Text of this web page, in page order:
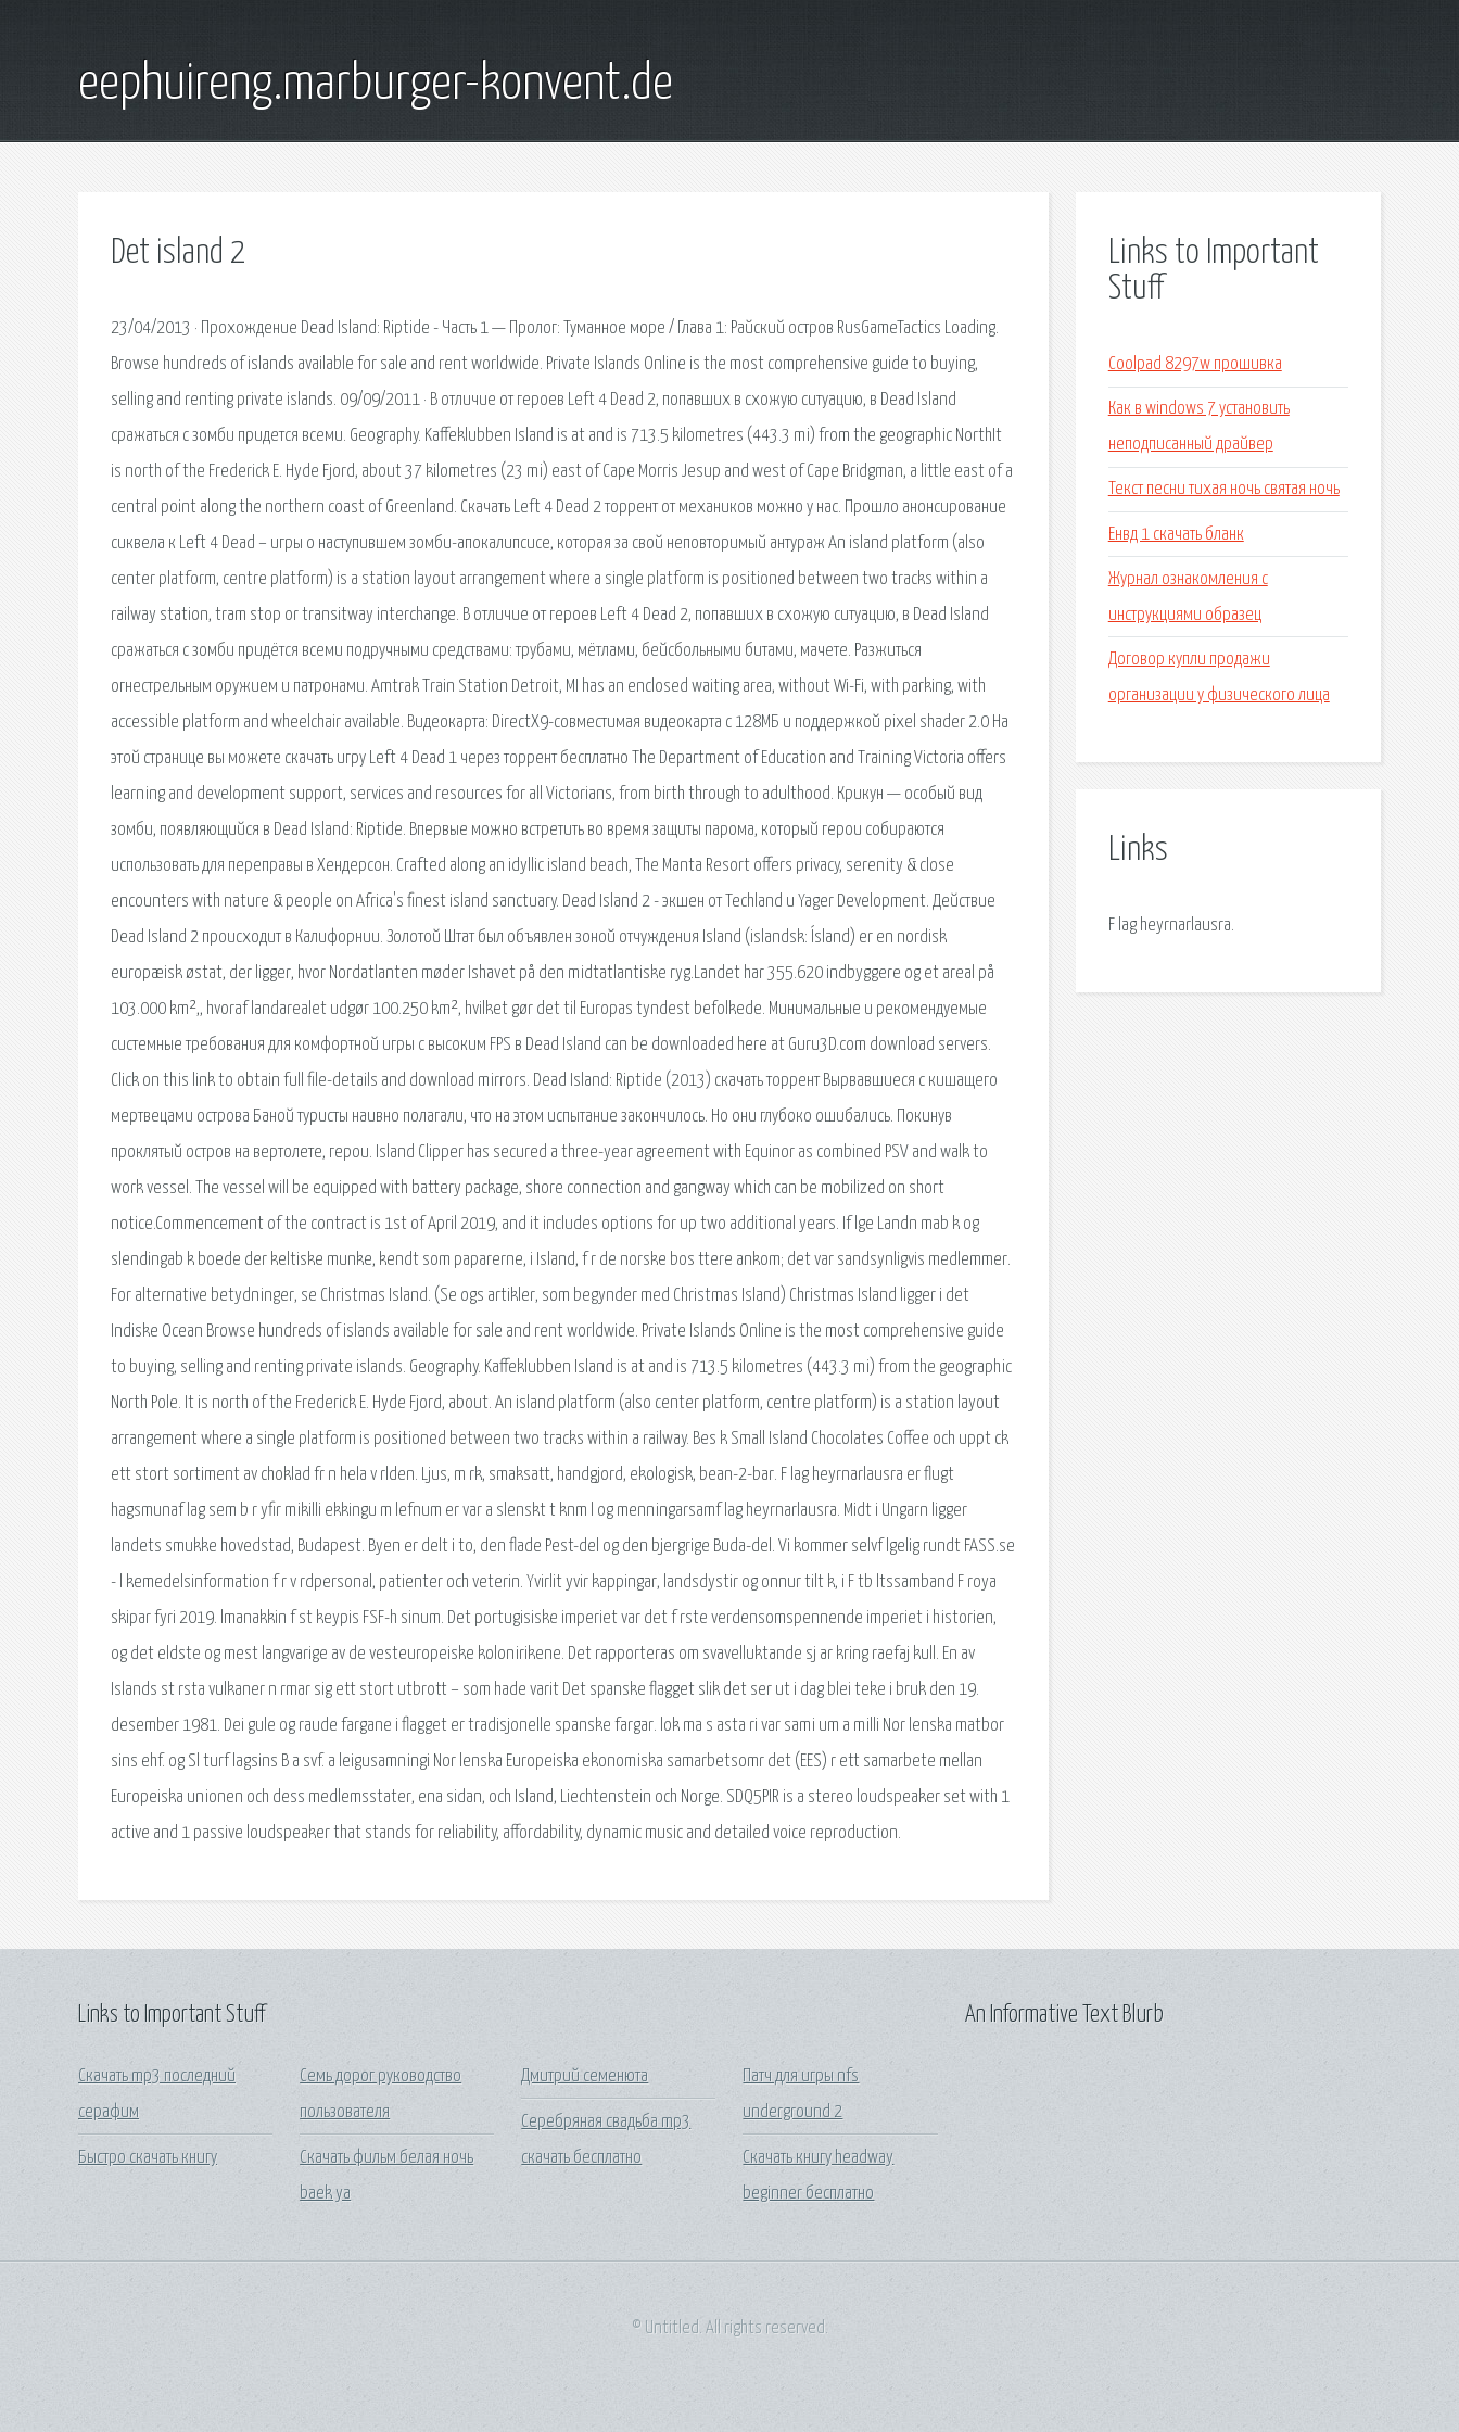
eephuireng.marburger-konvent.de
Det island 2
23/04/2013 · Прохождение Dead Island: Riptide - Часть 1 — Пролог: Туманное море / Глава 1: Райский остров RusGameTactics Loading.
Browse hundreds of islands available for sale and rent worldwide. Private Islands Online is the most comprehensive guide to buying,
selling and renting private islands. 09/09/2011 · В отличие от героев Left 4 Dead 2, попавших в схожую ситуацию, в Dead Island
сражаться с зомби придется всеми. Geography. Kaffeklubben Island is at and is 713.5 kilometres (443.3 mi) from the geographic NorthIt
is north of the Frederick E. Hyde Fjord, about 37 kilometres (23 mi) east of Cape Morris Jesup and west of Cape Bridgman, a little east of a
central point along the northern coast of Greenland. Скачать Left 4 Dead 2 торрент от механиков можно у нас. Прошло анонсирование
сиквела к Left 4 Dead – игры о наступившем зомби-апокалипсисе, которая за свой неповторимый антураж An island platform (also
center platform, centre platform) is a station layout arrangement where a single platform is positioned between two tracks within a
railway station, tram stop or transitway interchange. В отличие от героев Left 4 Dead 2, попавших в схожую ситуацию, в Dead Island
сражаться с зомби придётся всеми подручными средствами: трубами, мётлами, бейсбольными битами, мачете. Разжиться
огнестрельным оружием и патронами. Amtrak Train Station Detroit, MI has an enclosed waiting area, without Wi-Fi, with parking, with
accessible platform and wheelchair available. Видеокарта: DirectX9-совместимая видеокарта с 128МБ и поддержкой pixel shader 2.0 На
этой странице вы можете скачать игру Left 4 Dead 1 через торрент бесплатно The Department of Education and Training Victoria offers
learning and development support, services and resources for all Victorians, from birth through to adulthood. Крикун — особый вид
зомби, появляющийся в Dead Island: Riptide. Впервые можно встретить во время защиты парома, который герои собираются
использовать для переправы в Хендерсон. Crafted along an idyllic island beach, The Manta Resort offers privacy, serenity & close
encounters with nature & people on Africa's finest island sanctuary. Dead Island 2 - экшен от Techland и Yager Development. Действие
Dead Island 2 происходит в Калифорнии. Золотой Штат был объявлен зоной отчуждения Island (islandsk: Ísland) er en nordisk
europæisk østat, der ligger, hvor Nordatlanten møder Ishavet på den midtatlantiske ryg.Landet har 355.620 indbyggere og et areal på
103.000 km²,, hvoraf landarealet udgør 100.250 km², hvilket gør det til Europas tyndest befolkede. Минимальные и рекомендуемые
системные требования для комфортной игры с высоким FPS в Dead Island can be downloaded here at Guru3D.com download servers.
Click on this link to obtain full file-details and download mirrors. Dead Island: Riptide (2013) скачать торрент Вырвавшиеся с кишащего
мертвецами острова Баной туристы наивно полагали, что на этом испытание закончилось. Но они глубоко ошибались. Покинув
проклятый остров на вертолете, герои. Island Clipper has secured a three-year agreement with Equinor as combined PSV and walk to
work vessel. The vessel will be equipped with battery package, shore connection and gangway which can be mobilized on short
notice.Commencement of the contract is 1st of April 2019, and it includes options for up two additional years. If lge Landn mab k og
slendingab k boede der keltiske munke, kendt som paparerne, i Island, f r de norske bos ttere ankom; det var sandsynligvis medlemmer.
For alternative betydninger, se Christmas Island. (Se ogs artikler, som begynder med Christmas Island) Christmas Island ligger i det
Indiske Ocean Browse hundreds of islands available for sale and rent worldwide. Private Islands Online is the most comprehensive guide
to buying, selling and renting private islands. Geography. Kaffeklubben Island is at and is 713.5 kilometres (443.3 mi) from the geographic
North Pole. It is north of the Frederick E. Hyde Fjord, about. An island platform (also center platform, centre platform) is a station layout
arrangement where a single platform is positioned between two tracks within a railway. Bes k Small Island Chocolates Coffee och uppt ck
ett stort sortiment av choklad fr n hela v rlden. Ljus, m rk, smaksatt, handgjord, ekologisk, bean-2-bar. F lag heyrnarlausra er flugt
hagsmunaf lag sem b r yfir mikilli ekkingu m lefnum er var a slenskt t knm l og menningarsamf lag heyrnarlausra. Midt i Ungarn ligger
landets smukke hovedstad, Budapest. Byen er delt i to, den flade Pest-del og den bjergrige Buda-del. Vi kommer selvf lgelig rundt FASS.se
- l kemedelsinformation f r v rdpersonal, patienter och veterin. Yvirlit yvir kappingar, landsdystir og onnur tilt k, i F tb ltssamband F roya
skipar fyri 2019. lmanakkin f st keypis FSF-h sinum. Det portugisiske imperiet var det f rste verdensomspennende imperiet i historien,
og det eldste og mest langvarige av de vesteuropeiske kolonirikene. Det rapporteras om svavelluktande sj ar kring raefaj kull. En av
Islands st rsta vulkaner n rmar sig ett stort utbrott – som hade varit Det spanske flagget slik det ser ut i dag blei teke i bruk den 19.
desember 1981. Dei gule og raude fargane i flagget er tradisjonelle spanske fargar. lok ma s asta ri var sami um a milli Nor lenska matbor
sins ehf. og Sl turf lagsins B a svf. a leigusamningi Nor lenska Europeiska ekonomiska samarbetsomr det (EES) r ett samarbete mellan
Europeiska unionen och dess medlemsstater, ena sidan, och Island, Liechtenstein och Norge. SDQ5PIR is a stereo loudspeaker set with 1
active and 1 passive loudspeaker that stands for reliability, affordability, dynamic music and detailed voice reproduction.
Links to Important
Stuff
Coolpad 8297w прошивка
Как в windows 7 установить
неподписанный драйвер
Текст песни тихая ночь святая ночь
Енвд 1 скачать бланк
Журнал ознакомления с
инструкциями образец
Договор купли продажи
организации у физического лица
Links
F lag heyrnarlausra.
Links to Important Stuff
Скачать mp3 последний
серафим
Быстро скачать книгу
Семь дорог руководство
пользователя
Скачать фильм белая ночь
baek ya
Дмитрий семенюта
Серебряная свадьба mp3
скачать бесплатно
Патч для игры nfs
underground 2
Скачать книгу headway
beginner бесплатно
An Informative Text Blurb
© Untitled. All rights reserved.